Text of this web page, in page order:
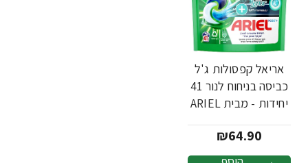
אריאל קפסולות ג'ל
כביסה בניחוח לנור 41
יחידות - מבית ARIEL
₪64.90